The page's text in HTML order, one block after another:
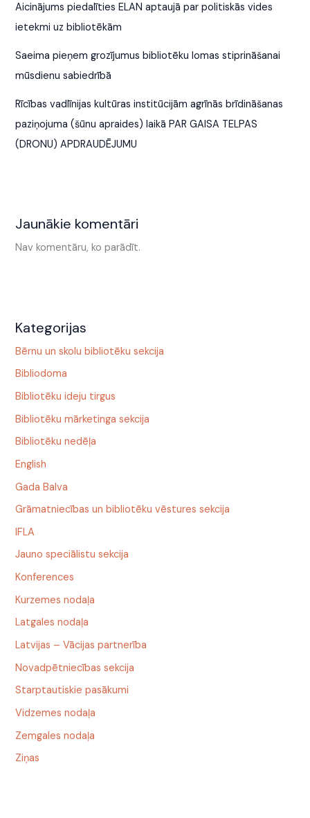
Aicinājums piedalīties ELAN aptaujā par politiskās vides
ietekmi uz bibliotēkām
Saeima pieņem grozījumus bibliotēku lomas stiprināšanai
mūsdienu sabiedrībā
Rīcības vadlīnijas kultūras institūcijām agrīnās brīdināšanas
paziņojuma (šūnu apraides) laikā PAR GAISA TELPAS
(DRONU) APDRAUDĒJUMU
Jaunākie komentāri
Nav komentāru, ko parādīt.
Kategorijas
Bērnu un skolu bibliotēku sekcija
Bibliodoma
Bibliotēku ideju tirgus
Bibliotēku mārketinga sekcija
Bibliotēku nedēļa
English
Gada Balva
Grāmatniecības un bibliotēku vēstures sekcija
IFLA
Jauno speciālistu sekcija
Konferences
Kurzemes nodaļa
Latgales nodaļa
Latvijas – Vācijas partnerība
Novadpētniecības sekcija
Starptautiskie pasākumi
Vidzemes nodaļa
Zemgales nodaļa
Ziņas